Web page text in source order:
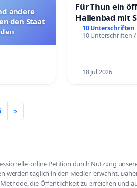
andere
den Staat
Für Thun ein
Hallenbad mit
schaffen
10 Unterschriften
10 Unterschriften /
18 Jul 2026
»
online Petition durch Nutzung
werden täglich in den Medien erwähnt.
die Öffentlichkeit zu erreichen und